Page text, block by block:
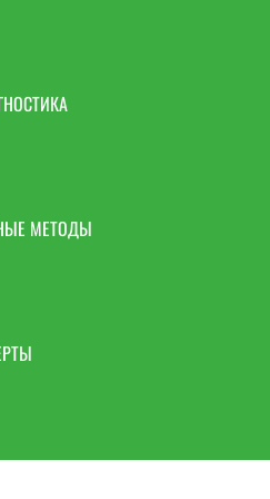
нарушением
веществ, в том числе
МЕТОДЫ